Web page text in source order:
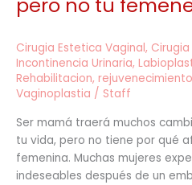
pero no tu
Cirugia Estetica Vaginal,
Incontinencia Urinaria,
Rehabilitacion,
Vaginoplastia / Staff
Ser mamá traerá muchos
tu vida, pero no tiene por qué
femenina. Muchas mujeres
indeseables después de un